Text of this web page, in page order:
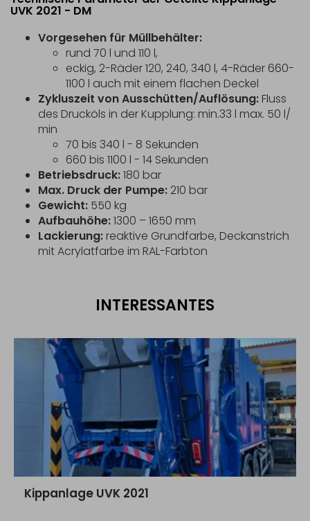
UVK 2021 - DM
Vorgesehen für Müllbehälter:
rund 70 l und 110 l,
eckig, 2-Räder 120, 240, 340 l, 4-Räder 660-
1100 l auch mit einem flachen Deckel
Zykluszeit von Ausschütten/Auflösung: Fluss
des Drucköls in der Kupplung: min.33 l max. 50 l/
min
70 bis 340 l - 8 Sekunden
660 bis 1100 l - 14 Sekunden
Betriebsdruck:180 bar
Max. Druck der Pumpe: 210 bar
Gewicht: 550 kg
Aufbauhöhe:1300 – 1650 mm
Lackierung: reaktive Grundfarbe, Deckanstrich
mit Acrylatfarbe im RAL-Farbton
INTERESSANTES
Kippanlage UVK 2021